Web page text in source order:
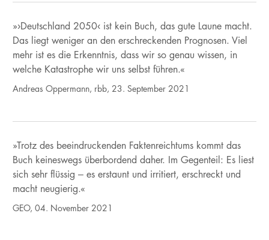
»›Deutschland 2050‹ ist kein Buch, das gute Laune macht.
Das liegt weniger an den erschreckenden Prognosen. Viel
mehr ist es die Erkenntnis, dass wir so genau wissen, in
welche Katastrophe wir uns selbst führen.«
Andreas Oppermann, rbb, 23. September 2021
»Trotz des beeindruckenden Faktenreichtums kommt das
Buch keineswegs überbordend daher. Im Gegenteil: Es liest
sich sehr flüssig – es erstaunt und irritiert, erschreckt und
macht neugierig.«
GEO, 04. November 2021